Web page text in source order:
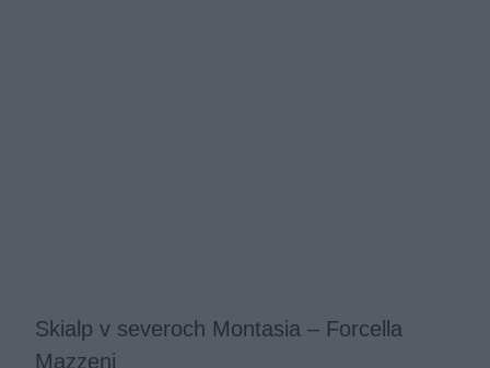
Skialp v severoch Montasia – Forcella
Mazzeni